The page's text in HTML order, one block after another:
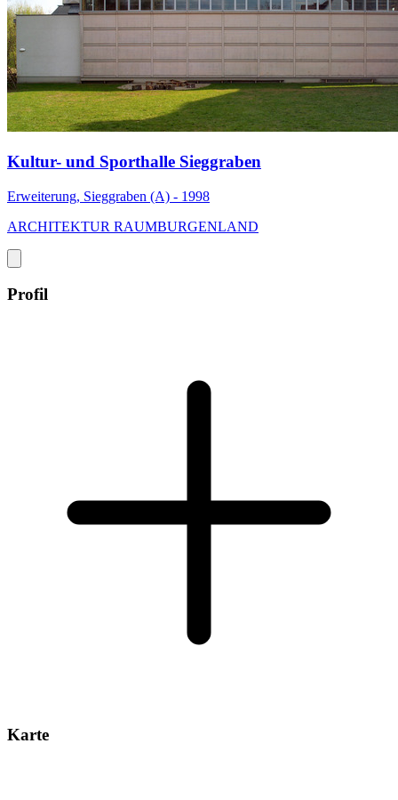
Kultur- und Sporthalle Sieggraben
Erweiterung, Sieggraben (A) - 1998
ARCHITEKTUR RAUMBURGENLAND
Profil
Karte